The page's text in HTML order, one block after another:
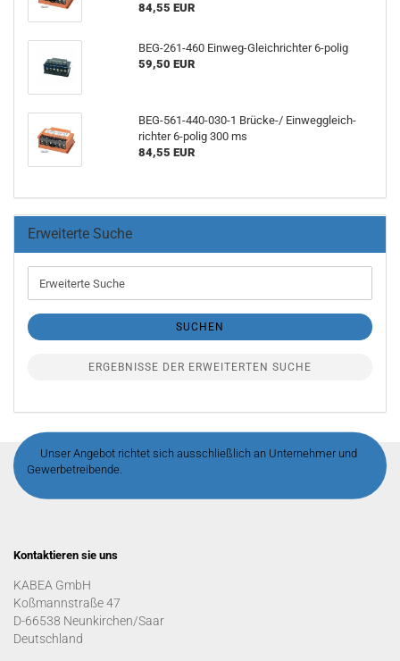
84,55 EUR
BEG-​261-460 Einweg-​Gleichrichter 6-​polig
59,50 EUR
BEG-​561-440-030-1 Brücke-​/ Ein­weg­gleich­
rich­ter 6-​polig 300 ms
84,55 EUR
Erweiterte Suche
Suche
SUCHEN
ERGEBNISSE DER ERWEITERTEN SUCHE
Unser Angebot richtet sich ausschließlich an Unternehmer und
Gewerbetreibende.
Kontaktieren sie uns
KABEA GmbH
Koßmannstraße 47
D-66538 Neunkirchen/Saar
Deutschland